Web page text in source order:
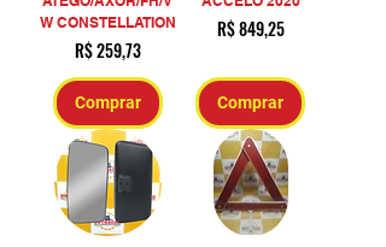
W CONSTELLATION
Preço
R$ 259,73
Comprar
Preço
R$ 849,25
Comprar